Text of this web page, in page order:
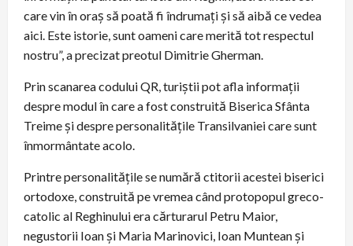
care vin în oraș să poată fi îndrumați și să aibă ce vedea
aici. Este istorie, sunt oameni care merită tot respectul
nostru”, a precizat preotul Dimitrie Gherman.
Prin scanarea codului QR, turiștii pot afla informații
despre modul în care a fost construită Biserica Sfânta
Treime și despre personalitățile Transilvaniei care sunt
înmormântate acolo.
Printre personalitățile se numără ctitorii acestei biserici
ortodoxe, construită pe vremea când protopopul greco-
catolic al Reghinului era cărturarul Petru Maior,
negustorii Ioan și Maria Marinovici, Ioan Muntean și